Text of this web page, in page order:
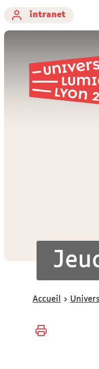
intranet
Vous
ici :
Accueil